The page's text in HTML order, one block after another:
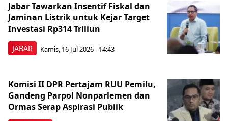
JABAR
Jabar Tawarkan Insentif Fiskal dan
Jaminan Listrik untuk Kejar Target
Investasi Rp314 Triliun
Kamis, 16 Jul 2026 - 14:43
Komisi II DPR Pertajam RUU Pemilu,
Gandeng Parpol Nonparlemen dan
Ormas Serap Aspirasi Publik